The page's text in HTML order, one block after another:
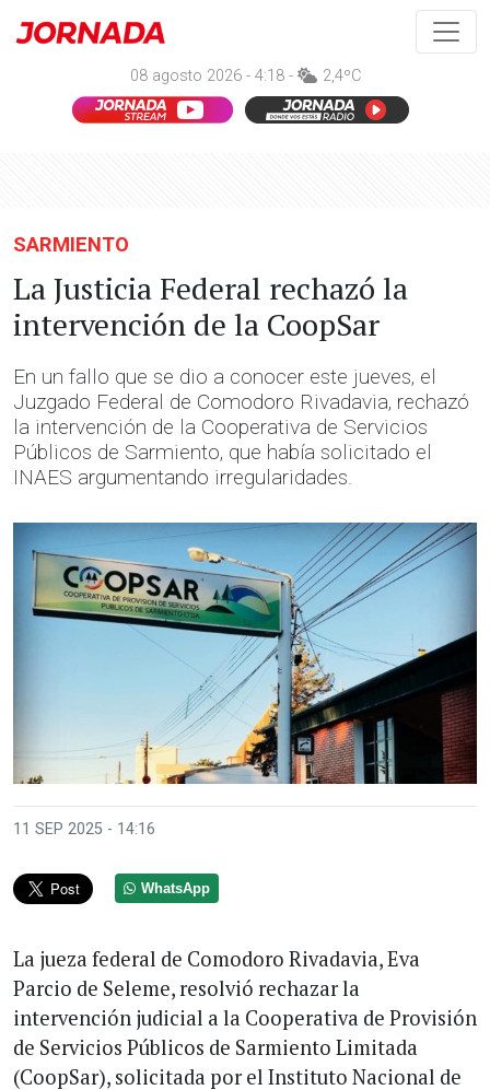
08 agosto 2026 - 4:18 - 2,4ºC
SARMIENTO
La Justicia Federal rechazó la
intervención de la CoopSar
En un fallo que se dio a conocer este jueves, el
Juzgado Federal de Comodoro Rivadavia, rechazó
la intervención de la Cooperativa de Servicios
Públicos de Sarmiento, que había solicitado el
INAES argumentando irregularidades.
11 SEP 2025 - 14:16
WhatsApp
La jueza federal de Comodoro Rivadavia, Eva
Parcio de Seleme, resolvió rechazar la
intervención judicial a la Cooperativa de Provisión
de Servicios Públicos de Sarmiento Limitada
(CoopSar), solicitada por el Instituto Nacional de